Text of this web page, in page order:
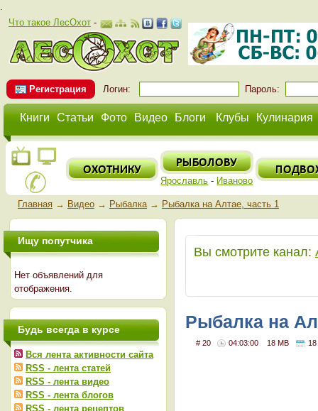
.
Что такое ЛесОхот-
Регистрация Логин: Пароль:
Книги Статьи Фото Видео Блоги Клубы Кулинария
Ярославль - Иваново
Главная→ Видео→ Рыбалка→ Рыбалка на Алтае, часть 1
Вы смотрите канал:
Рыбалка на
# 20 04:03:00 18 MB
Ищу попутчика
Нет объявлений для
отображения.
Будь всегда в курсе
Вся лента активности сайта
RSS - лента статей
RSS - лента видео
RSS - лента блогов
RSS - лента рецептов